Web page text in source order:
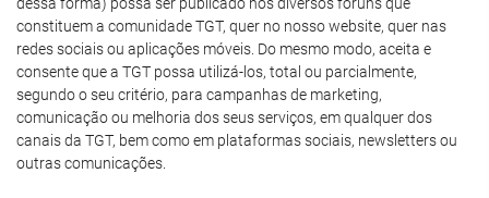
constituem a comunidade TGT, quer no nosso website, quer nas
redes sociais ou aplicações móveis. Do mesmo modo, aceita e
consente que a TGT possa utilizá-los, total ou parcialmente,
segundo o seu critério, para campanhas de marketing,
comunicação ou melhoria dos seus serviços, em qualquer dos
canais da TGT, bem como em plataformas sociais, newsletters ou
outras comunicações.